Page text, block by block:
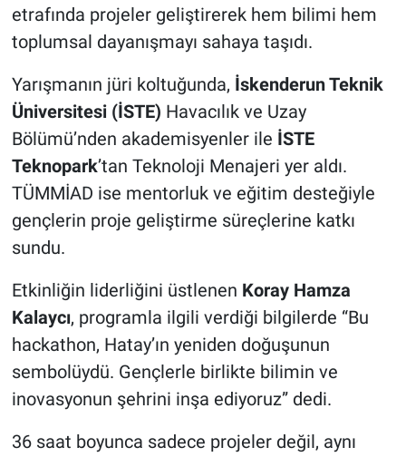
etrafında projeler geliştirerek hem bilimi hem
toplumsal dayanışmayı sahaya taşıdı.
Yarışmanın jüri koltuğunda, İskenderun Teknik
Üniversitesi (İSTE) Havacılık ve Uzay
Bölümü’nden akademisyenler ile İSTE
Teknopark’tan Teknoloji Menajeri yer aldı.
TÜMMİAD ise mentorluk ve eğitim desteğiyle
gençlerin proje geliştirme süreçlerine katkı
sundu.
Etkinliğin liderliğini üstlenen Koray Hamza
Kalaycı, programla ilgili verdiği bilgilerde “Bu
hackathon, Hatay’ın yeniden doğuşunun
sembolüydü. Gençlerle birlikte bilimin ve
inovasyonun şehrini inşa ediyoruz” dedi.
36 saat boyunca sadece projeler değil, aynı